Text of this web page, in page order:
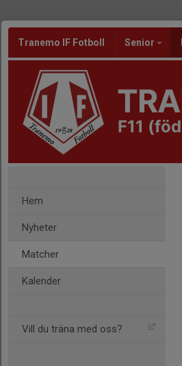
Tranemo IF Fotboll Senior
F11
Hem
Nyheter
Matcher
Kalender
Vill du träna med oss?